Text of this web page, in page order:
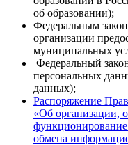
об образовании);
Федеральным
организации
муниципальных
Федеральный
персональных
данных);
Распоряжение
«Об организации,
обмена